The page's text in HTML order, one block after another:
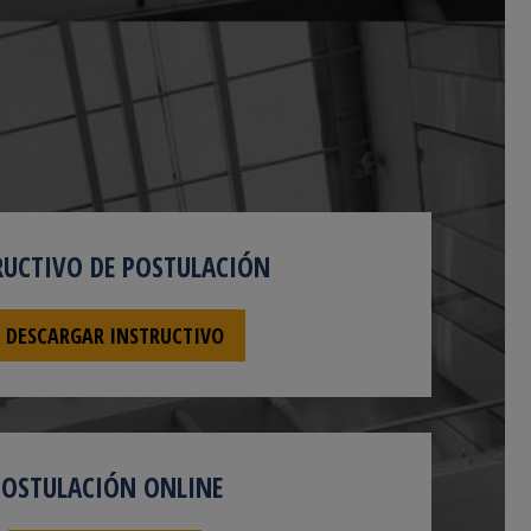
DE POSTULACIÓN
DESCARGAR INSTRUCTIVO
ONLINE